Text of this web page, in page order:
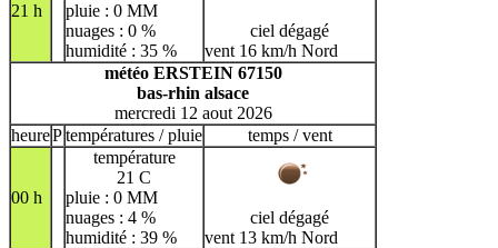
21 h
pluie : 0 MM
nuages : 0 %
humidité : 35 %
ciel dégagé
vent 16 km/h Nord
météo ERSTEIN 67150
bas-rhin alsace
mercredi 12 aout 2026
heurePtempératures / pluie temps / vent
00 h
température
21 C
pluie : 0 MM
nuages : 4 %
humidité : 39 %
ciel dégagé
vent 13 km/h Nord